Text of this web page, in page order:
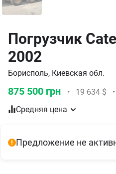
Погрузчик
2002
Борисполь, Киевская обл.
875 500 грн • 19 634 $ •
Средняя цена
Предложение не